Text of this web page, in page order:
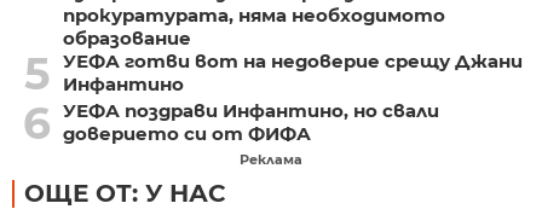
прокуратурата, няма необходимото
образование
5 УЕФА готви вот на недоверие срещу Джани
Инфантино
6 УЕФА поздрави Инфантино, но свали
доверието си от ФИФА
Реклама
ОЩЕ ОТ: У НАС